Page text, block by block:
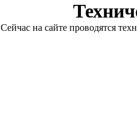
Сейчас на сайте проводятся